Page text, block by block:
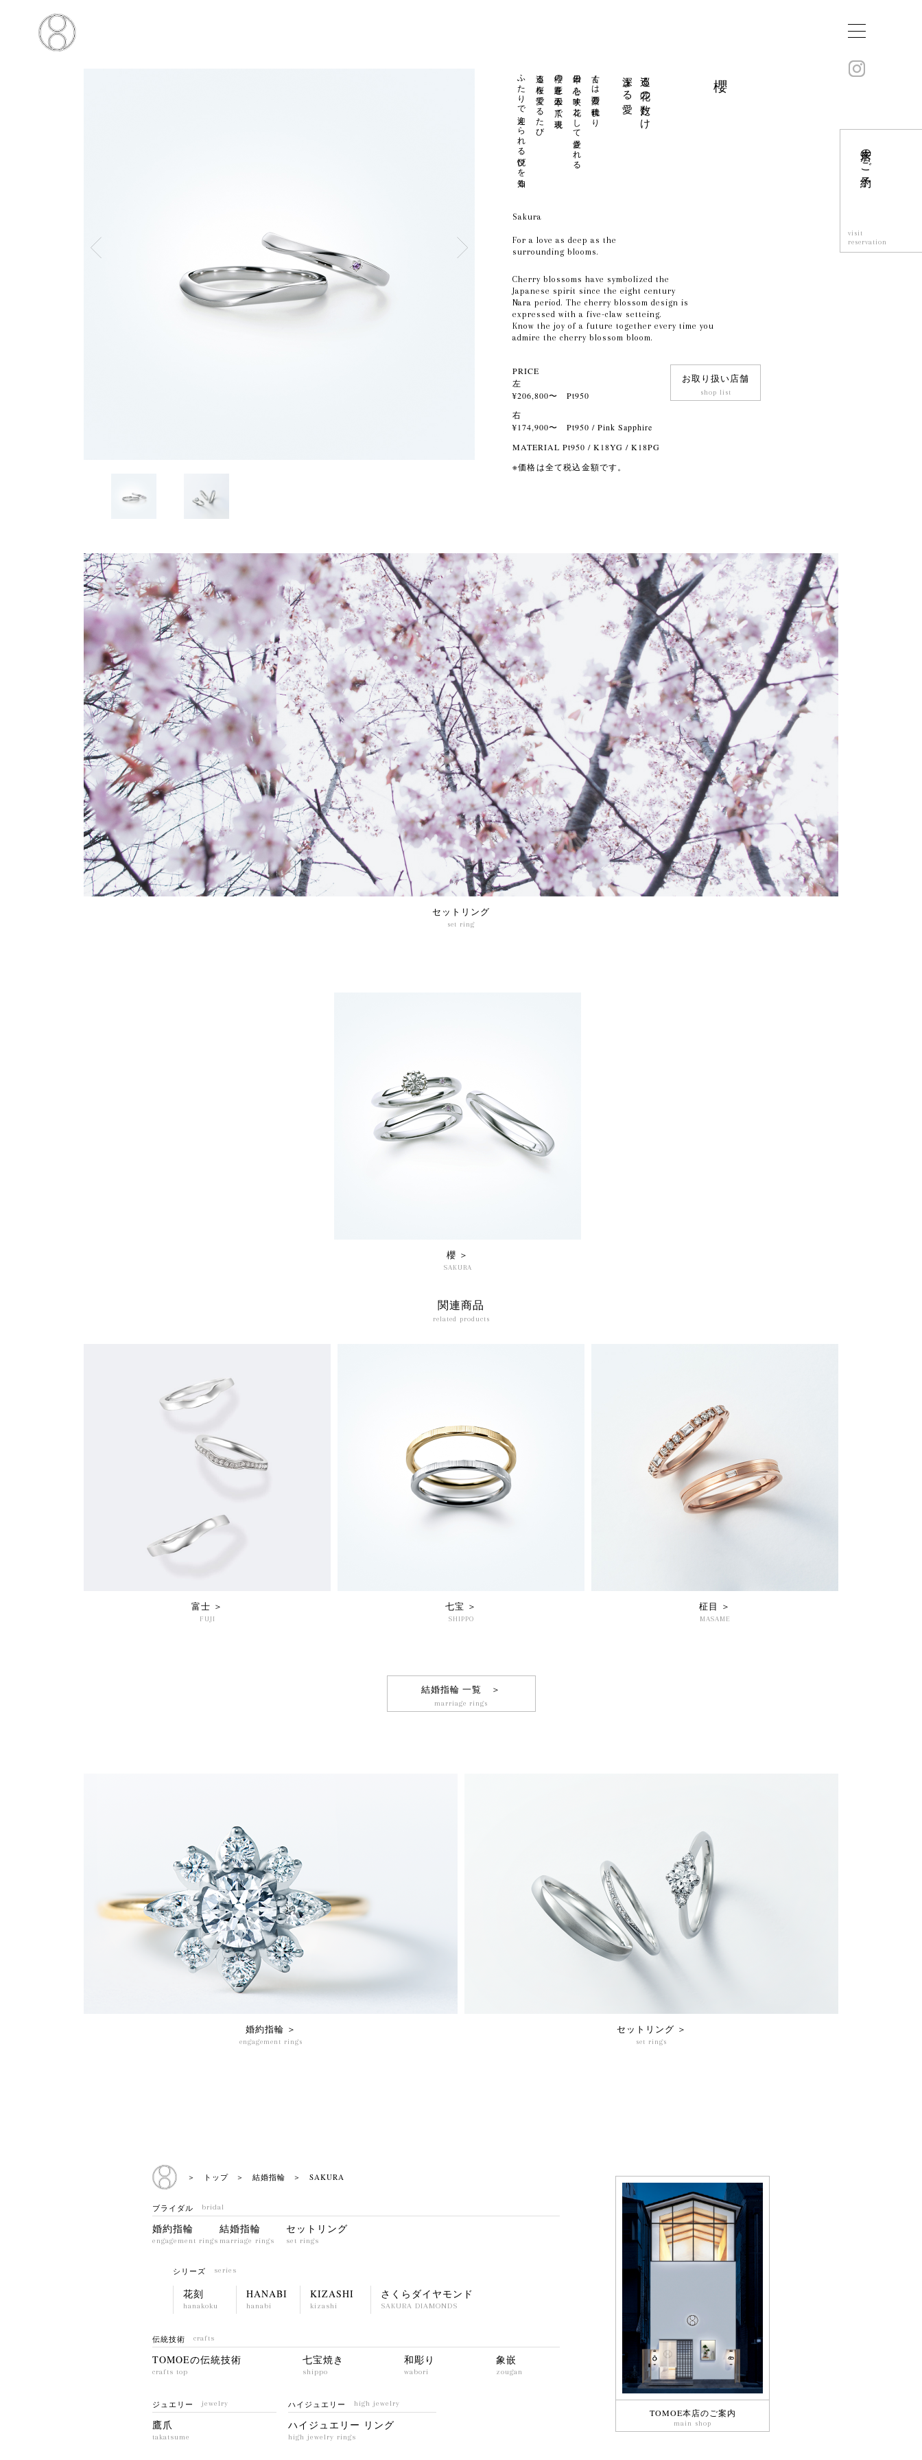
来店のご予約
visit
reservation
巡る花の数だけ
深まる愛
古くは万葉の時代より
日本の心を映す花として愛される
櫻の意匠を五本の爪で表現
巡る桜を愛でるたび
ふたりで迎えられる悦びを知る
Sakura
For a love as deep as the
surrounding blooms.
Cherry blossoms have symbolized the
Japanese spirit since the eight century
Nara period. The cherry blossom design is
expressed with a five-claw setteing.
Know the joy of a future together every time you
admire the cherry blossom bloom.
PRICE
左
¥206,800〜 Pt950
右
¥174,900〜 Pt950 / Pink Sapphire
MATERIAL Pt950 / K18YG / K18PG
お取り扱い店舗
shop list
※価格は全て税込金額です。
セットリング
set ring
櫻 ＞
SAKURA
関連商品
related products
富士 ＞
FUJI
七宝 ＞
SHIPPO
柾目 ＞
MASAME
結婚指輪 一覧 ＞
marriage rings
婚約指輪 ＞
engagement rings
セットリング ＞
set rings
＞ トップ ＞ 結婚指輪 ＞ SAKURA
ブライダル bridal
婚約指輪
engagement rings
結婚指輪
marriage rings
セットリング
set rings
シリーズ series
花刻
hanakoku
HANABI
hanabi
KIZASHI
kizashi
さくらダイヤモンド
SAKURA DIAMONDS
伝統技術 crafts
TOMOEの伝統技術
crafts top
七宝焼き
shippo
和彫り
wabori
象嵌
zougan
ジュエリー jewelry
鷹爪
takatsume
ハイジュエリー high jewelry
ハイジュエリー リング
high jewelry rings
TOMOE本店のご案内
main shop